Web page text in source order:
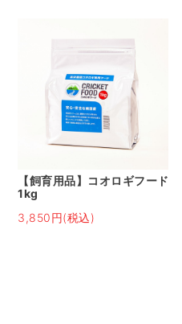
【飼育用品】コオロギフード
1kg
3,850円(税込)